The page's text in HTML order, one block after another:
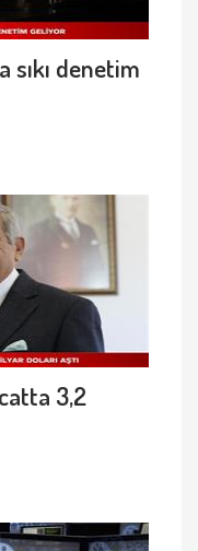
denetim
3,2